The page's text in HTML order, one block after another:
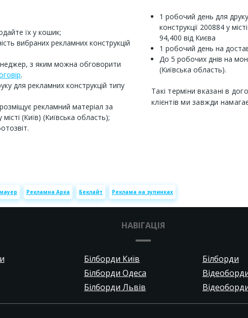
їх у кошик;
вибраних рекламних конструкцій
з яким можна обговорити
.
для рекламних конструкцій типу
рекламний матеріал за
(Київ) (Київська область);
1 робочий день для
конструкції 200884 у
94,400 від Києва
1 робочий день на
До 5 робочих днів на
(Київська область).
Такі терміни вказані в
клієнтів ми завжди
Рекламна Арка Беклайт Реклама на зупинках
НАВІГАЦІЯ
Білборди Львів
Білборди
Білборди Київ
Білборди Одеса